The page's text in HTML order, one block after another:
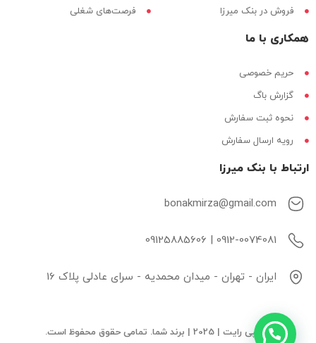
فروش در بنک میرزا
فرصت‌های شغلی
همکاری با ما
حریم خصوصی
گزارش باگ
نحوه ثبت سفارش
رویه ارسال سفارش
ارتباط با بنک میرزا
bonakmirza@gmail.com
0912-0074081 | 09125885606
ایران - تهران - میدان محمدیه - سرای عادلی پلاک 16
© کپی رایت | 2025 | برند شما. تمامی حقوق محفوظ است.